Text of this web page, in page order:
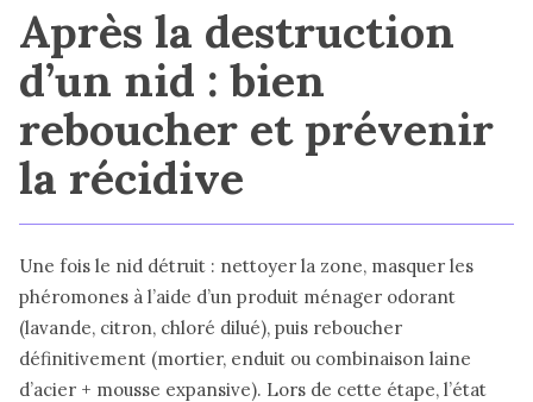
Après la destruction
d’un nid : bien
reboucher et prévenir
la récidive
Une fois le nid détruit : nettoyer la zone, masquer les
phéromones à l’aide d’un produit ménager odorant
(lavande, citron, chloré dilué), puis reboucher
définitivement (mortier, enduit ou combinaison laine
d’acier + mousse expansive). Lors de cette étape, l’état